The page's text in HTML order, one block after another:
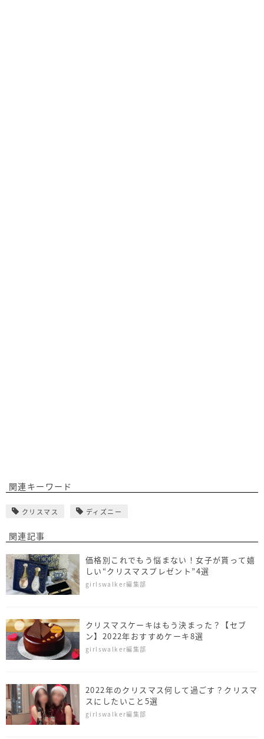
関連キーワード
クリスマス ディズニー
関連記事
価格別これでもう悩まない！女子が貰って嬉
しい“クリスマスプレゼント”4選
girlswalker編集部
クリスマスケーキはもう決まった？【セブ
ン】2022年おすすめケーキ8選
girlswalker編集部
2022年のクリスマス何して過ごす？クリスマ
スにしたいこと5選
girlswalker編集部